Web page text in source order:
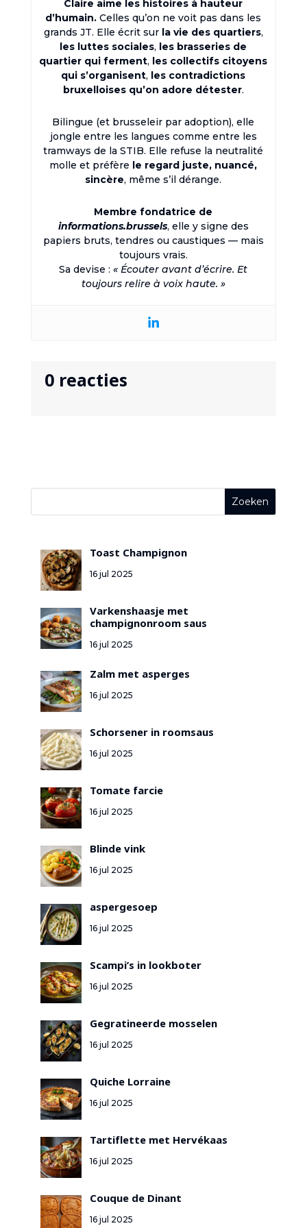
Claire aime les histoires à hauteur
d’humain. Celles qu’on ne voit pas dans les
grands JT. Elle écrit sur la vie des quartiers,
les luttes sociales, les brasseries de
quartier qui ferment, les collectifs citoyens
qui s’organisent, les contradictions
bruxelloises qu’on adore détester.
Bilingue (et brusseleir par adoption), elle
jongle entre les langues comme entre les
tramways de la STIB. Elle refuse la neutralité
molle et préfère le regard juste, nuancé,
sincère, même s’il dérange.
Membre fondatrice de
informations.brussels, elle y signe des
papiers bruts, tendres ou caustiques — mais
toujours vrais.
Sa devise :« Écouter avant d’écrire. Et
toujours relire à voix haute. »
0 reacties
Toast Champignon
16 jul 2025
Varkenshaasje met
champignonroom saus
16 jul 2025
Zalm met asperges
16 jul 2025
Schorsener in roomsaus
16 jul 2025
Tomate farcie
16 jul 2025
Blinde vink
16 jul 2025
aspergesoep
16 jul 2025
Scampi’s in lookboter
16 jul 2025
Gegratineerde mosselen
16 jul 2025
Quiche Lorraine
16 jul 2025
Tartiflette met Hervékaas
16 jul 2025
Couque de Dinant
16 jul 2025